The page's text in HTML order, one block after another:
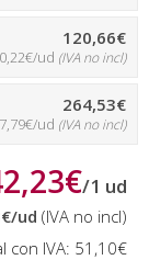
120,66€
ud (IVA no incl)
264,53€
ud (IVA no incl)
/1 ud
/ud (IVA no incl)
con IVA: 51,10€